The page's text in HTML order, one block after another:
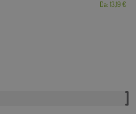
Da: 13,19 €